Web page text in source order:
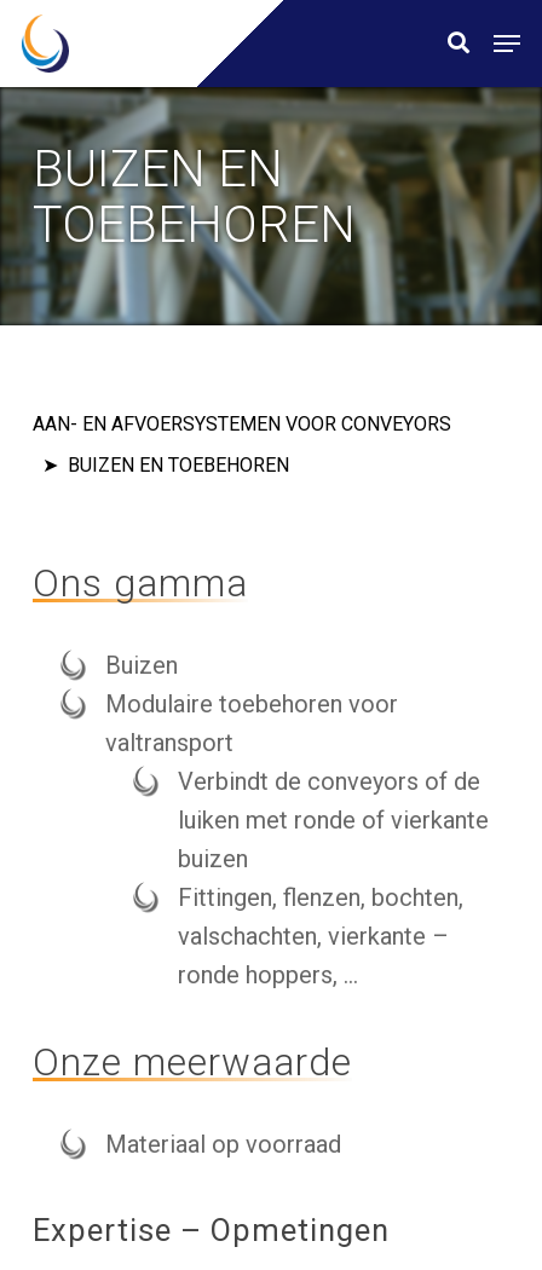
Skip
main
content
search
BUIZEN EN
TOEBEHOREN
AAN- EN AFVOERSYSTEMEN VOOR CONVEYORS
BUIZEN EN TOEBEHOREN
Ons gamma
Buizen
Modulaire toebehoren voor
valtransport
Verbindt de conveyors of de
luiken met ronde of vierkante
buizen
Fittingen, flenzen, bochten,
valschachten, vierkante –
ronde hoppers, …
Onze meerwaarde
Materiaal op voorraad
Expertise – Opmetingen